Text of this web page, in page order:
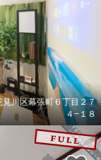
見川区幕張町６丁目２７
４−１８